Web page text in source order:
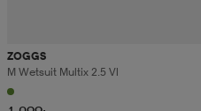
ZOGGS
M Wetsuit Multix 2.5 Vl